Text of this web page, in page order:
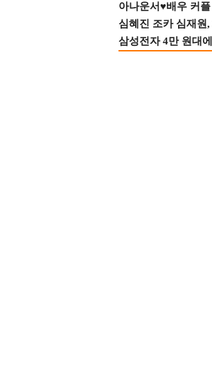
아나운서♥배우 커
심혜진 조카 심재
삼성전자 4만 원대